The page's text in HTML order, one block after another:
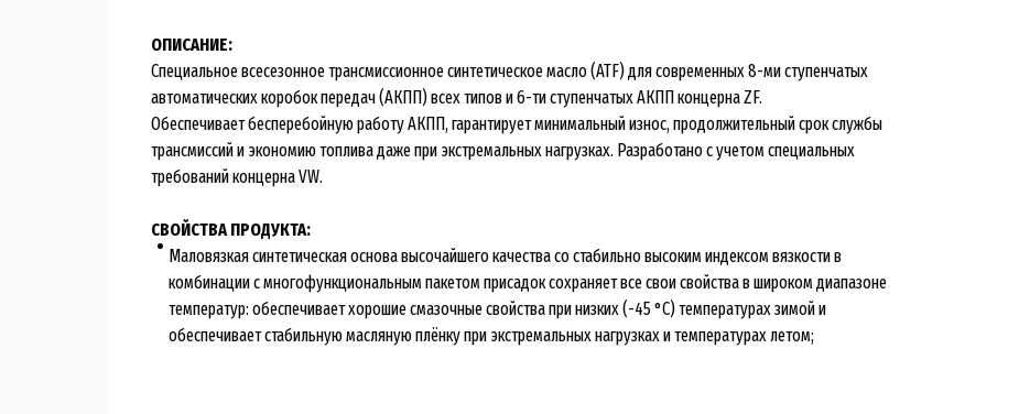
ОПИСАНИЕ:
Специальное всесезонное трансмиссионное синтетическое масло (ATF) для современных 8-ми ступенчатых
автоматических коробок передач (АКПП) всех типов и 6-ти ступенчатых АКПП концерна ZF.
Обеспечивает бесперебойную работу АКПП, гарантирует минимальный износ, продолжительный срок службы
трансмиссий и экономию топлива даже при экстремальных нагрузках. Разработано с учетом специальных
требований концерна VW.
СВОЙСТВА ПРОДУКТА:
Маловязкая синтетическая основа высочайшего качества со стабильно высоким индексом вязкости в
комбинации с многофункциональным пакетом присадок сохраняет все свои свойства в широком диапазоне
температур: обеспечивает хорошие смазочные свойства при низких (-45 °C) температурах зимой и
обеспечивает стабильную масляную плёнку при экстремальных нагрузках и температурах летом;